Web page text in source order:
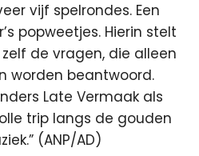
vijf spelrondes. Een
popweetjes. Hierin stelt
de vragen, die alleen
worden beantwoord.
Late Vermaak als
trip langs de gouden
(ANP/AD)